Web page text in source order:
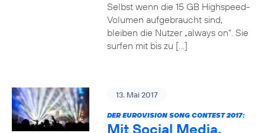
Selbst wenn die 15 GB Highspeed-
Volumen aufgebraucht sind,
bleiben die Nutzer „always on“. Sie
surfen mit bis zu […]
13. Mai 2017
DER EUROVISION SONG CONTEST 2017:
Mit Social Media,